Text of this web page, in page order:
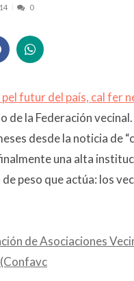
0
futur del país, cal fer
de la Federación
desde la noticia de
una alta
peso que actúa: los
de Asociaciones